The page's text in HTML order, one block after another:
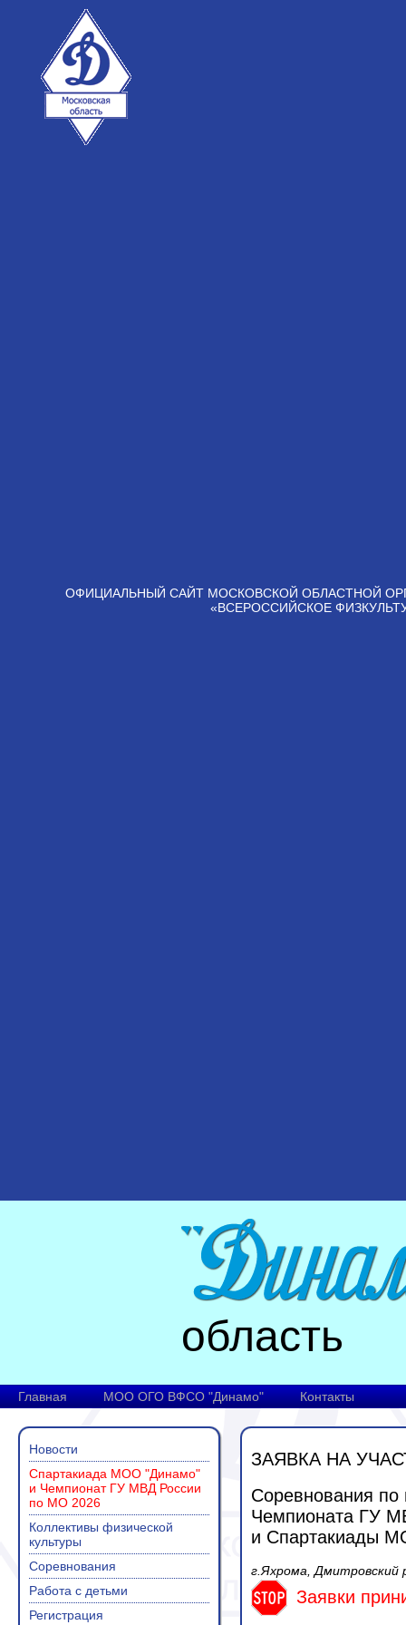
ОФИЦИАЛЬНЫЙ САЙТ МОСКОВСКОЙ ОБЛАСТНОЙ
«ВСЕРОССИЙСКОЕ
область
Главная МОО ОГО ВФСО "Динамо" Контакты
Новости
Спартакиада МОО "Динамо"
и Чемпионат ГУ МВД России
по МО 2026
Коллективы физической
культуры
Соревнования
Работа с детьми
Регистрация
ЗАЯВКА НА
Соревнования
Чемпионата ГУ
и Спартакиады
г.Яхрома, Дмитровский
Заявки